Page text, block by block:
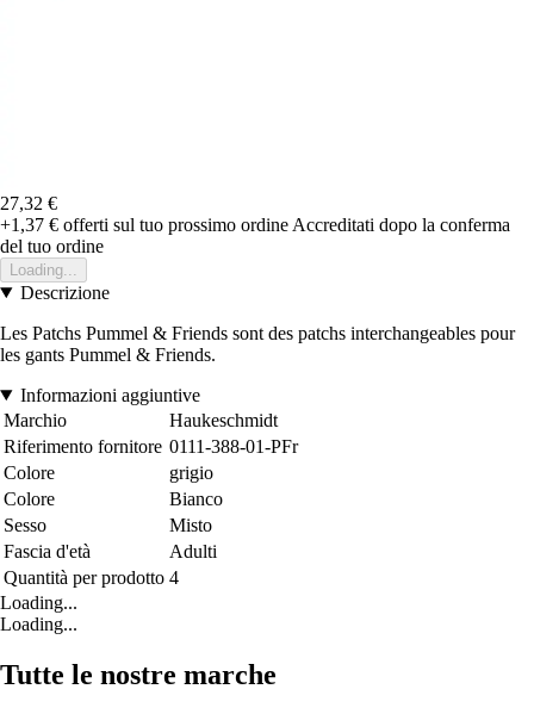
27,32 €
+1,37 € offerti sul tuo prossimo ordine Accreditati dopo la conferma
del tuo ordine
Loading...
Descrizione
Les Patchs Pummel & Friends sont des patchs interchangeables pour
les gants Pummel & Friends.
Informazioni aggiuntive
Marchio
Haukeschmidt
Riferimento fornitore 0111-388-01-PFr
Colore
grigio
Colore
Bianco
Sesso
Misto
Fascia d'età
Adulti
Quantità per prodotto 4
Loading...
Loading...
Tutte le nostre marche